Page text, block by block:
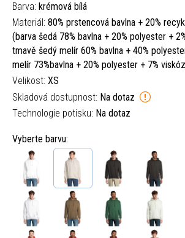
Barva: krémová bílá
Materiál: 80% prstencová bavlna + 20%
(barva šedá 78% bavlna + 20% polyester +
tmavě šedý melír 60% bavlna + 40%
melír 73%bavlna + 20% polyester + 7%
Velikost: XS
Skladová dostupnost: Na dotaz
Technologie potisku: Na dotaz
Vyberte barvu: